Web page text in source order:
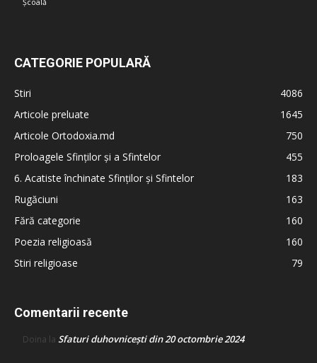
Școală
CATEGORIE POPULARĂ
Stiri
4086
Articole preluate
1645
Articole Ortodoxia.md
750
Proloagele Sfinților și a Sfintelor
455
6. Acatiste închinate Sfinților și Sfintelor
183
Rugăciuni
163
Fără categorie
160
Poezia religioasă
160
Stiri religioase
79
Comentarii recente
Doina la Sfaturi duhovnicești din 20 octombrie 2024